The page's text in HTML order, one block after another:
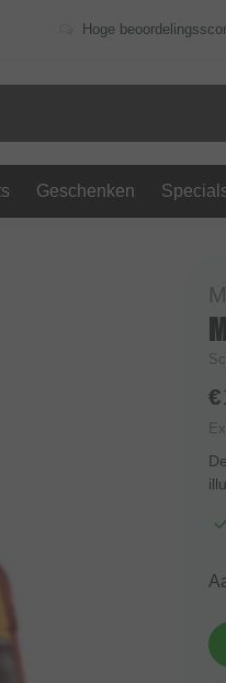
Hoge
Geschenken